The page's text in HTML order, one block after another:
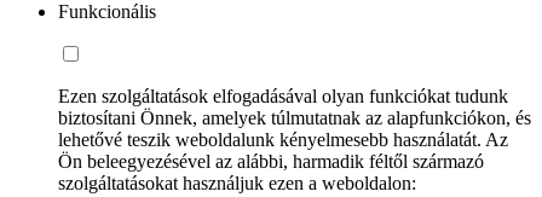
Funkcionális
Ezen szolgáltatások elfogadásával olyan funkciókat tudunk
biztosítani Önnek, amelyek túlmutatnak az alapfunkciókon, és
lehetővé teszik weboldalunk kényelmesebb használatát. Az
Ön beleegyezésével az alábbi, harmadik féltől származó
szolgáltatásokat használjuk ezen a weboldalon: